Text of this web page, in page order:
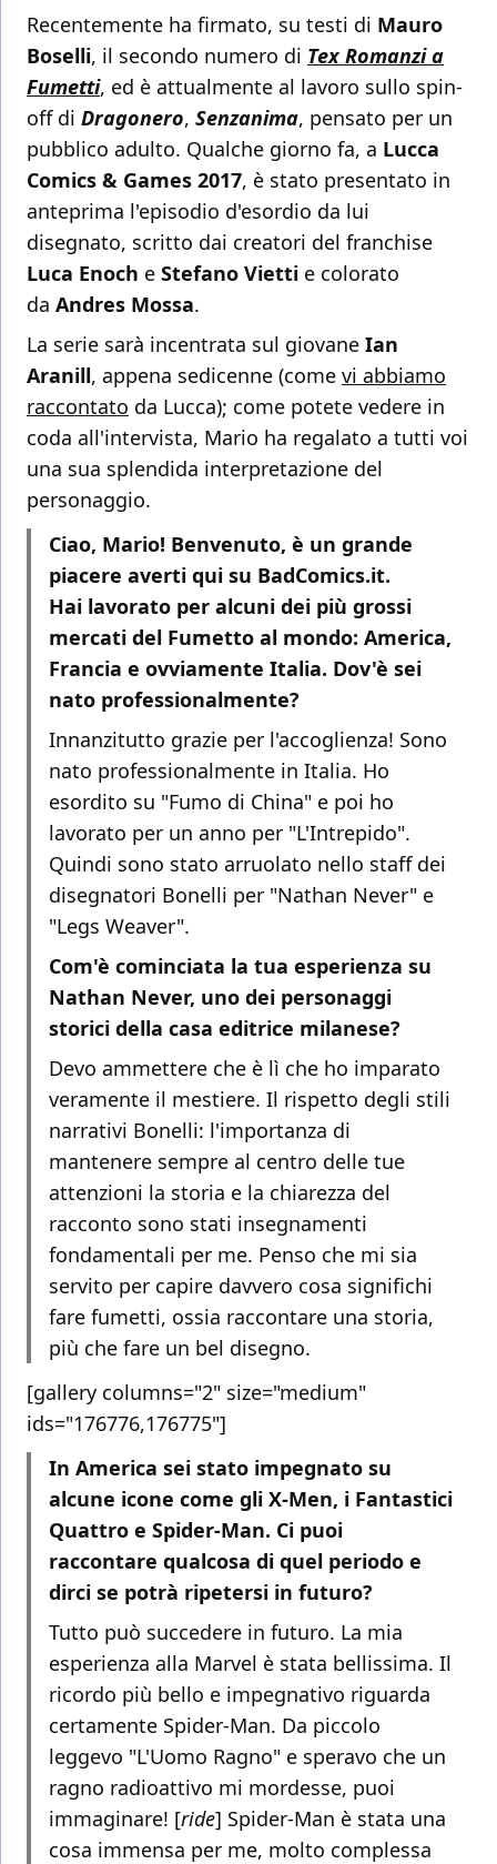
Recentemente ha firmato, su testi di Mauro
Boselli, il secondo numero di Tex Romanzi a
Fumetti, ed è attualmente al lavoro sullo spin-
off di Dragonero, Senzanima, pensato per un
pubblico adulto. Qualche giorno fa, a Lucca
Comics & Games 2017, è stato presentato in
anteprima l'episodio d'esordio da lui
disegnato, scritto dai creatori del franchise
Luca Enoch e Stefano Vietti e colorato
da Andres Mossa.
La serie sarà incentrata sul giovane Ian
Aranill, appena sedicenne (come vi abbiamo
raccontato da Lucca); come potete vedere in
coda all'intervista, Mario ha regalato a tutti voi
una sua splendida interpretazione del
personaggio.
Ciao, Mario! Benvenuto, è un grande
piacere averti qui su BadComics.it.
Hai lavorato per alcuni dei più grossi
mercati del Fumetto al mondo: America,
Francia e ovviamente Italia. Dov'è sei
nato professionalmente?
Innanzitutto grazie per l'accoglienza! Sono
nato professionalmente in Italia. Ho
esordito su "Fumo di China" e poi ho
lavorato per un anno per "L'Intrepido".
Quindi sono stato arruolato nello staff dei
disegnatori Bonelli per "Nathan Never" e
"Legs Weaver".
Com'è cominciata la tua esperienza su
Nathan Never, uno dei personaggi
storici della casa editrice milanese?
Devo ammettere che è lì che ho imparato
veramente il mestiere. Il rispetto degli stili
narrativi Bonelli: l'importanza di
mantenere sempre al centro delle tue
attenzioni la storia e la chiarezza del
racconto sono stati insegnamenti
fondamentali per me. Penso che mi sia
servito per capire davvero cosa significhi
fare fumetti, ossia raccontare una storia,
più che fare un bel disegno.
[gallery columns="2" size="medium"
ids="176776,176775"]
In America sei stato impegnato su
alcune icone come gli X-Men, i Fantastici
Quattro e Spider-Man. Ci puoi
raccontare qualcosa di quel periodo e
dirci se potrà ripetersi in futuro?
Tutto può succedere in futuro. La mia
esperienza alla Marvel è stata bellissima. Il
ricordo più bello e impegnativo riguarda
certamente Spider-Man. Da piccolo
leggevo "L'Uomo Ragno" e speravo che un
ragno radioattivo mi mordesse, puoi
immaginare! [ride] Spider-Man è stata una
cosa immensa per me, molto complessa